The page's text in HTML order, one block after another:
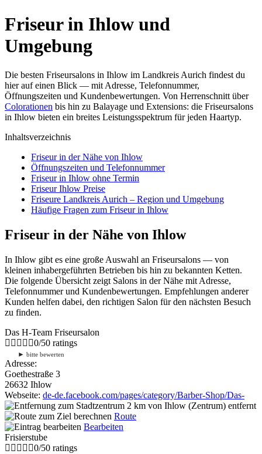
Friseur in Ihlow und
Umgebung
Die besten Friseursalons in Ihlow im Landkreis Aurich findest du
hier auf einen Blick — mit Adresse, Telefonnummer,
Öffnungszeiten und Kundenbewertungen. Von Herrenschnitt über
Colorationen bis hin zu Balayage und Extensions: die Friseursalons
in Ihlow bieten ein breites Leistungsspektrum für jeden Haartyp.
Inhaltsverzeichnis
Friseur in der Nähe von Ihlow
Öffnungszeiten und Telefonnummer
Friseur in Ihlow ohne Termin
Friseur Ihlow Preise
Friseure Landkreis Aurich – Region und Umgebung
Häufige Fragen zum Friseur in Ihlow
Friseur in der Nähe von Ihlow
In Ihlow gibt es eine große Auswahl an Friseursalons — von
kleinen inhabergeführten Betrieben bis hin zu bekannten Ketten.
Die folgende Übersicht zeigt Salons in der Nähe mit Adresse,
Telefonnummer und Kundenbewertungen. Empfehlungen anderer
Kunden helfen dabei, den richtigen Salon für den nächsten Besuch
zu finden.
Das H-Team Friseursalon
0/50 ratings
► bitte bewerten
Adresse:
Goethestraße 3
26632 Ihlow
Webseite: de-de.facebook.com/pages/category/Barber-Shop/Das-
2 km von Ihlow (Zentrum) entfernt
Route
Bearbeiten
Frisierstube
0/50 ratings